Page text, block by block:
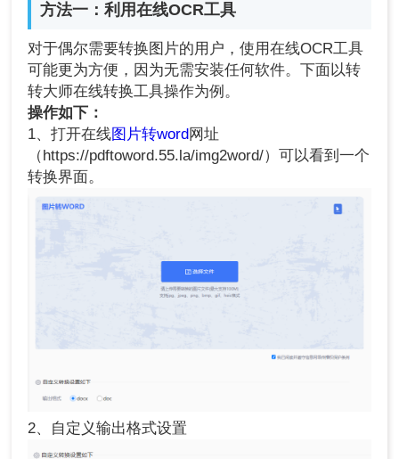
方法一：利用在线OCR工具
对于偶尔需要转换图片的用户，使用在线OCR工具
可能更为方便，因为无需安装任何软件。下面以转
转大师在线转换工具操作为例。
操作如下：
1、打开在线图片转word 网址
（https://pdftoword.55.la/img2word/）可以看到一个
转换界面。
2、自定义输出格式设置